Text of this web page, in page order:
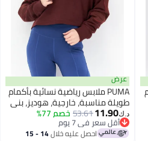
عرض
PUMA ملابس رياضية نسائية بأكمام
طويلة مناسبة، خارجية، هوديز، بني
د.ك‏11.90
53.61خصم 77%
أقل سعر في 7 يوم
أقل سعر في 7 يوماحصل عليه خلال 14 - 15